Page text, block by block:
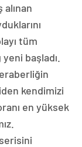
tüm
başladı.
kendimizi
en yüksek